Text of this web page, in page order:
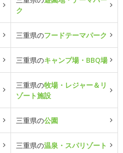
ク
三重県のフードテーマパーク
三重県のキャンプ場・BBQ場
三重県の牧場・レジャー＆リ
ゾート施設
三重県の公園
三重県の温泉・スパリゾート